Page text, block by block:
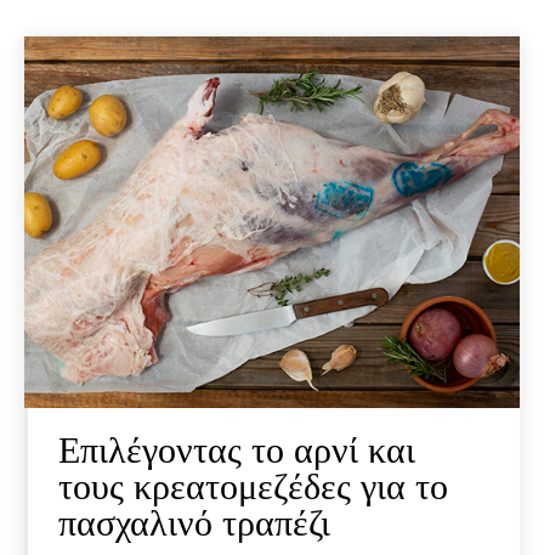
Επιλέγοντας το αρνί και
τους κρεατομεζέδες για το
πασχαλινό τραπέζι